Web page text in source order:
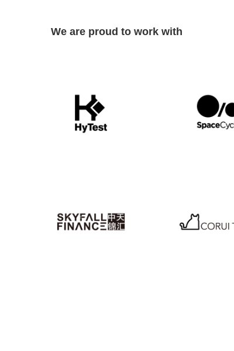
We are proud to work with